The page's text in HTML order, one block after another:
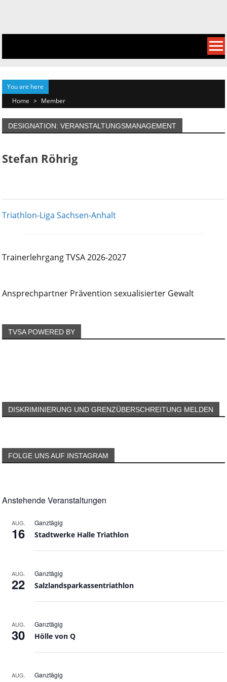
content
You are here
Home > Member
DESIGNATION: VERANSTALTUNGSMANAGEMENT
Stefan Röhrig
Triathlon-Liga Sachsen-Anhalt
Trainerlehrgang TVSA 2026-2027
Ansprechpartner Prävention sexualisierter Gewalt
TVSA POWERED BY
DISKRIMINIERUNG UND GRENZÜBERSCHREITUNG MELDEN
FOLGE UNS AUF INSTAGRAM
Anstehende Veranstaltungen
AUG.
16
Ganztägig
Stadtwerke Halle Triathlon
AUG.
22
Ganztägig
Salzlandsparkassentriathlon
AUG.
30
Ganztägig
Hölle von Q
AUG. Ganztägig